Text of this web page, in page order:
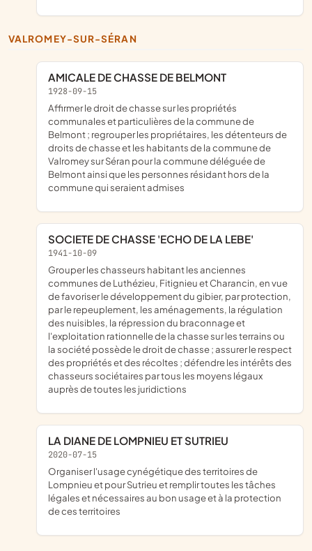
VALROMEY-SUR-SÉRAN
AMICALE DE CHASSE DE BELMONT
1928-09-15
affirmer le droit de chasse sur les propriétés
communales et particulières de la commune de
Belmont ; regrouper les propriétaires, les détenteurs de
droits de chasse et les habitants de la commune de
Valromey sur Séran pour la commune déléguée de
Belmont ainsi que les personnes résidant hors de la
commune qui seraient admises
SOCIETE DE CHASSE 'ECHO DE LA LEBE'
1941-10-09
grouper les chasseurs habitant les anciennes
communes de Luthézieu, Fitignieu et Charancin, en vue
de favoriser le développement du gibier, par protection,
par le repeuplement, les aménagements, la régulation
des nuisibles, la répression du braconnage et
l'exploitation rationnelle de la chasse sur les terrains ou
la société possède le droit de chasse ; assurer le respect
des propriétés et des récoltes ; défendre les intérêts des
chasseurs sociétaires par tous les moyens légaux
auprès de toutes les juridictions
LA DIANE DE LOMPNIEU ET SUTRIEU
2020-07-15
organiser l'usage cynégétique des territoires de
Lompnieu et pour Sutrieu et remplir toutes les tâches
légales et nécessaires au bon usage et à la protection
de ces territoires